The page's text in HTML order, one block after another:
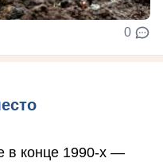
0
в конце 1990-х —